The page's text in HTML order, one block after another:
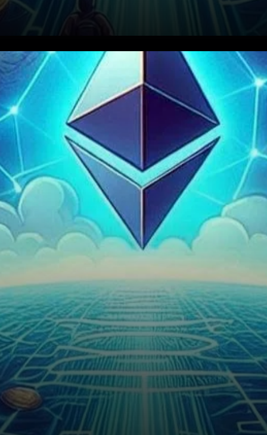
Ethereum (ETH) a récemment
rencontré un obstacle
significatif, stagnante près de
la barre des 2 700 $ après une
légère…